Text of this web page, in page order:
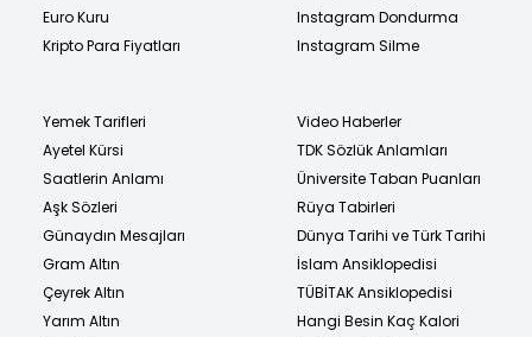
Euro Kuru
Kripto Para Fiyatları
Instagram Dondurma
Instagram Silme
Yemek Tarifleri
Ayetel Kürsi
Saatlerin Anlamı
Aşk Sözleri
Günaydın Mesajları
Gram Altın
Çeyrek Altın
Yarım Altın
Video Haberler
TDK Sözlük Anlamları
Üniversite Taban Puanları
Rüya Tabirleri
Dünya Tarihi ve Türk Tarihi
İslam Ansiklopedisi
TÜBİTAK Ansiklopedisi
Hangi Besin Kaç Kalori